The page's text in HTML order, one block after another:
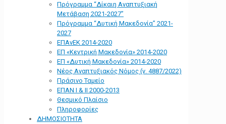
Πρόγραμμα “Δίκαιη Αναπτυξιακή
Μετάβαση 2021-2027”
Πρόγραμμα “Δυτική Μακεδονία” 2021-
2027
ΕΠΑνΕΚ 2014-2020
ΕΠ «Kεντρική Μακεδονία» 2014-2020
ΕΠ «Δυτική Μακεδονία» 2014-2020
Νέος Αναπτυξιακός Νόμος (ν. 4887/2022)
Πράσινο Ταμείο
ΕΠΑΝ Ι & ΙΙ 2000-2013
Θεσμικό Πλαίσιο
Πληροφορίες
ΔΗΜΟΣΙΟΤΗΤΑ